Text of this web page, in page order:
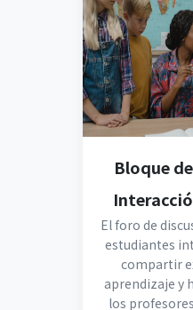
Bloque
El foro de
estudiantes
compartir
aprendizaje y
los